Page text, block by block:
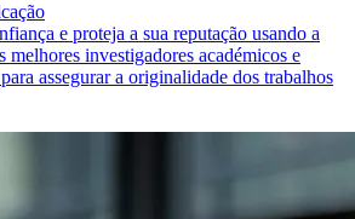
e proteja a sua reputação usando a
melhores investigadores académicos e
assegurar a originalidade dos trabalhos